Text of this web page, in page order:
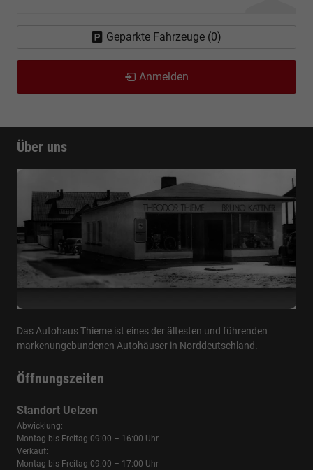
Geparkte Fahrzeuge (0)
Anmelden
Über uns
Das Autohaus Thieme ist eines der ältesten und führenden
markenungebundenen Autohäuser in Norddeutschland.
Öffnungszeiten
Standort Uelzen
Abwicklung:
Montag bis Freitag 09:00 – 16:00 Uhr
Verkauf:
Montag bis Freitag 09:00 – 17:00 Uhr